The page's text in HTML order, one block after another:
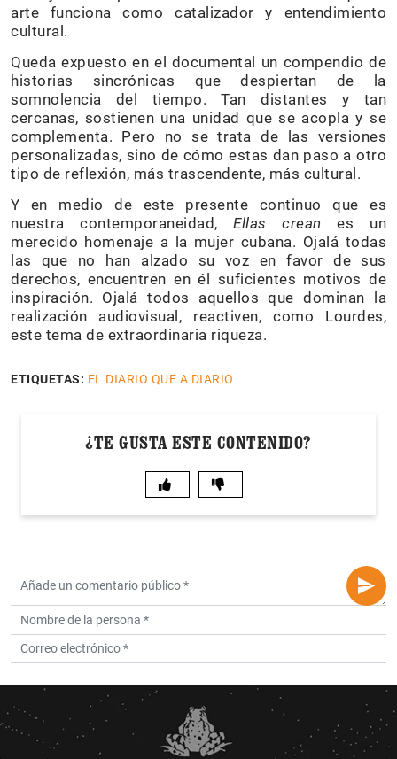
arte funciona como catalizador y entendimiento
cultural.
Queda expuesto en el documental un compendio de
historias sincrónicas que despiertan de la
somnolencia del tiempo. Tan distantes y tan
cercanas, sostienen una unidad que se acopla y se
complementa. Pero no se trata de las versiones
personalizadas, sino de cómo estas dan paso a otro
tipo de reflexión, más trascendente, más cultural.
Y en medio de este presente continuo que es
nuestra contemporaneidad,Ellas crean es un
merecido homenaje a la mujer cubana. Ojalá todas
las que no han alzado su voz en favor de sus
derechos, encuentren en él suficientes motivos de
inspiración. Ojalá todos aquellos que dominan la
realización audiovisual, reactiven, como Lourdes,
este tema de extraordinaria riqueza.
ETIQUETAS: EL DIARIO QUE A DIARIO
¿TE GUSTA ESTE CONTENIDO?